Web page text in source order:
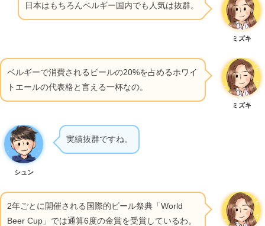
日本はもちろんベルギー国内でも人気は抜群。
ミズキ
ベルギーで消費されるビールの20%を占めるホワイ
トエールの代表格と言える一杯なの。
ミズキ
シュン
実績抜群ですね。
2年ごとに開催される国際的ビール祭典「World
Beer Cup」では通算6度の金賞を受賞しているわ。